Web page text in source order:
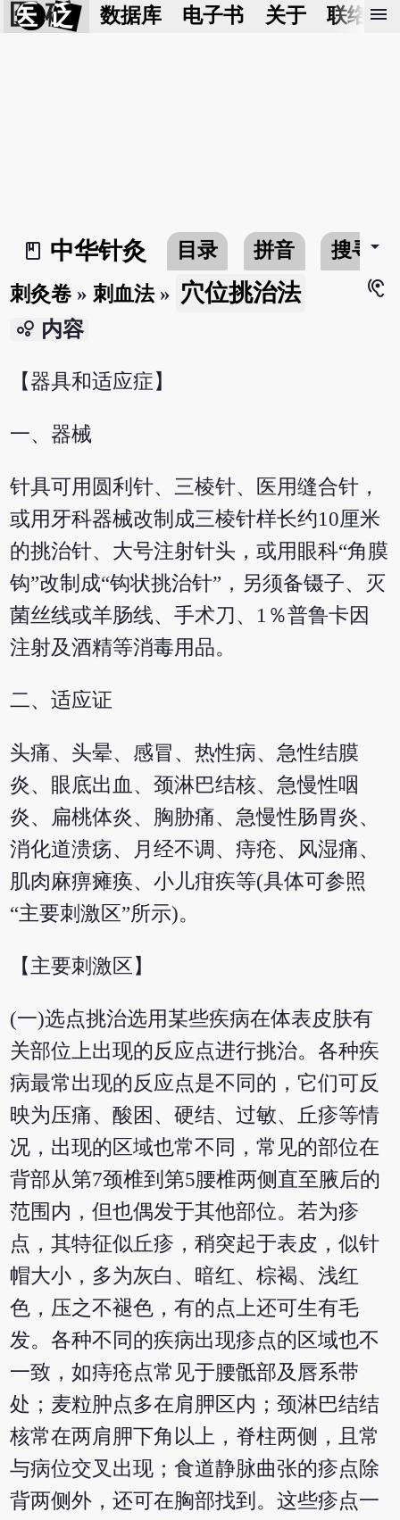
医 砭 数据库 电子书 关于 联络我
menu
book_2
中华针灸 目录 拼音 搜寻arrow_drop_down
刺灸卷 » 刺血法» 穴位挑治法
hearing
bubble_chart 内容
【器具和适应症】
一、器械
针具可用圆利针、三棱针、医用缝合针，
或用牙科器械改制成三棱针样长约10厘米
的挑治针、大号注射针头，或用眼科“角膜
钩”改制成“钩状挑治针”，另须备镊子、灭
菌丝线或羊肠线、手术刀、1％普鲁卡因
注射及酒精等消毒用品。
二、适应证
头痛、头晕、感冒、热性病、急性结膜
炎、眼底出血、颈淋巴结核、急慢性咽
炎、扁桃体炎、胸胁痛、急慢性肠胃炎、
消化道溃疡、月经不调、痔疮、风湿痛、
肌肉麻痹瘫痪、小儿疳疾等(具体可参照
“主要刺激区”所示)。
【主要刺激区】
(一)选点挑治选用某些疾病在体表皮肤有
关部位上出现的反应点进行挑治。各种疾
病最常出现的反应点是不同的，它们可反
映为压痛、酸困、硬结、过敏、丘疹等情
况，出现的区域也常不同，常见的部位在
背部从第7颈椎到第5腰椎两侧直至腋后的
范围内，但也偶发于其他部位。若为疹
点，其特征似丘疹，稍突起于表皮，似针
帽大小，多为灰白、暗红、棕褐、浅红
色，压之不褪色，有的点上还可生有毛
发。各种不同的疾病出现疹点的区域也不
一致，如痔疮点常见于腰骶部及唇系带
处；麦粒肿点多在肩胛区内；颈淋巴结结
核常在两肩胛下角以上，脊柱两侧，且常
与病位交叉出现；食道静脉曲张的疹点除
背两侧外，还可在胸部找到。这些疹点一